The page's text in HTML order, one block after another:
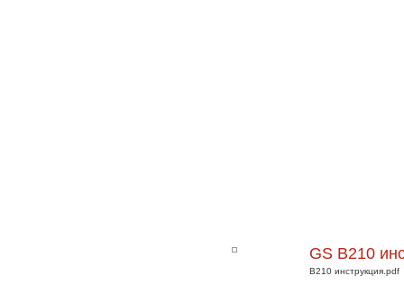
GS B210
B210 инструкция.pdf